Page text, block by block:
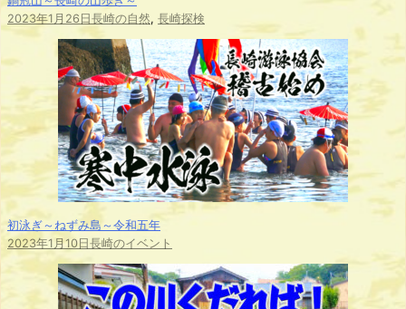
2023年1月26日 長崎の自然, 長崎探検
初泳ぎ～ねずみ島～令和五年
2023年1月10日 長崎のイベント